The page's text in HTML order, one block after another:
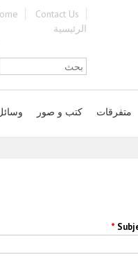
Contact Us
الرئيسية
استمارة البحث
متفرقات كتب و صور
*